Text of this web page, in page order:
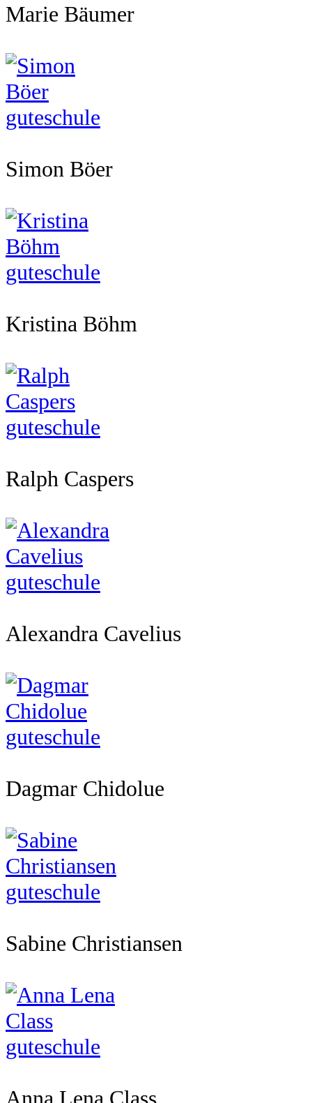
Marie Bäumer
Simon Böer
Kristina Böhm
Ralph Caspers
Alexandra Cavelius
Dagmar Chidolue
Sabine Christiansen
Anna Lena Class